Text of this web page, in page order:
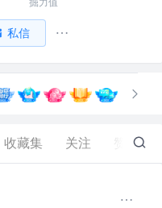
私信
收藏集 关注 10